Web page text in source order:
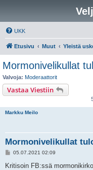
UKK
Etusivu Muut Yleistä
Mormonivelikullat
Valvoja: Moderaattorit
Vastaa Viestiin
Markku Meilo
Mormonivelikullat
V
e
05.07.2021 02:09
Kritisoin FB:ssä